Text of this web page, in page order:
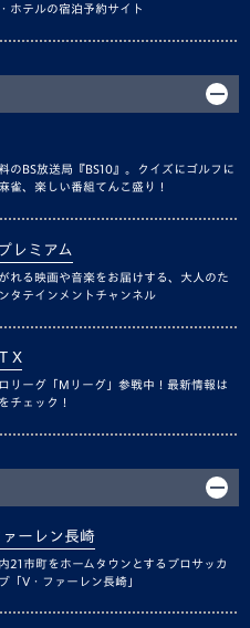
ホテルの宿泊予約サイト
のBS放送局『BS10』。クイズにゴルフに
雀、楽しい番組てんこ盛り！
レミアム
れる映画や音楽をお届けする、大人のた
タテインメントチャンネル
X
リーグ「Mリーグ」参戦中！最新情報は
チェック！
ーレン長崎
21市町をホームタウンとするプロサッカ
「V・ファーレン長崎」